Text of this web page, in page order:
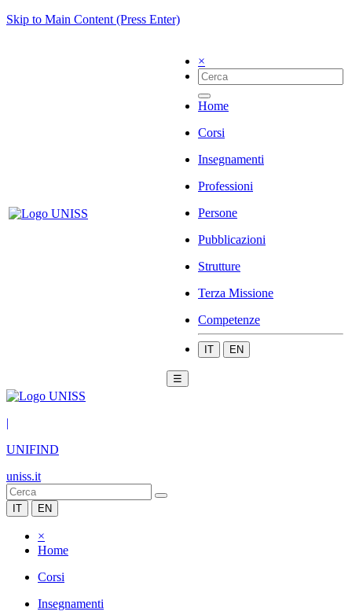
Skip to Main Content (Press Enter)
×
Home
Corsi
Insegnamenti
Professioni
Persone
Pubblicazioni
Strutture
Terza Missione
Competenze
IT EN
☰
|
UNIFIND
uniss.it
IT EN
×
Home
Corsi
Insegnamenti